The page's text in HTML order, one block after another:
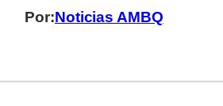
Por:Noticias AMBQ